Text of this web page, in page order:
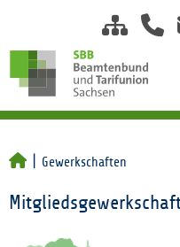
Gewerkschaften